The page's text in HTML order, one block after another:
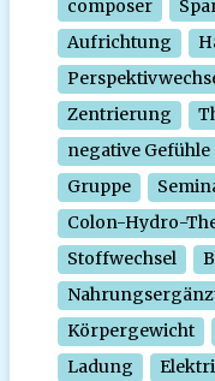
composer
Aufrichtung
Zentrierung
negative Gefühle
Gruppe
Colon-Hydro-
Stoffwechsel
Körpergewicht
Ladung